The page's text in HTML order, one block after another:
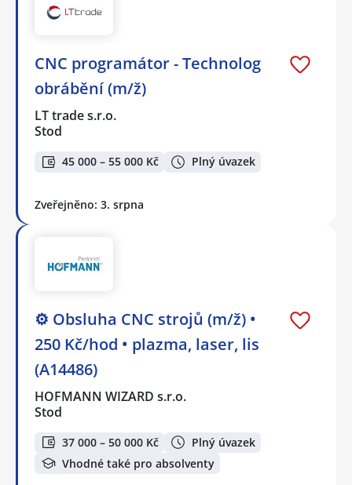
CNC programátor - Technolog
obrábění (m/ž)
LT trade s.r.o.
Stod
45 000 – 55 000 Kč Plný úvazek
Zveřejněno: 3. srpna
⚙️ Obsluha CNC strojů (m/ž) •
250 Kč/hod • plazma, laser, lis
(A14486)
HOFMANN WIZARD s.r.o.
Stod
37 000 – 50 000 Kč
Plný úvazek
Vhodné také pro absolventy